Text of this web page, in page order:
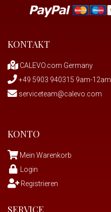
KONTAKT
CALEVO.com Germany
+49 5903 940315 9am-12am
serviceteam@calevo.com
KONTO
Mein Warenkorb
Login
Registrieren
SERVICE